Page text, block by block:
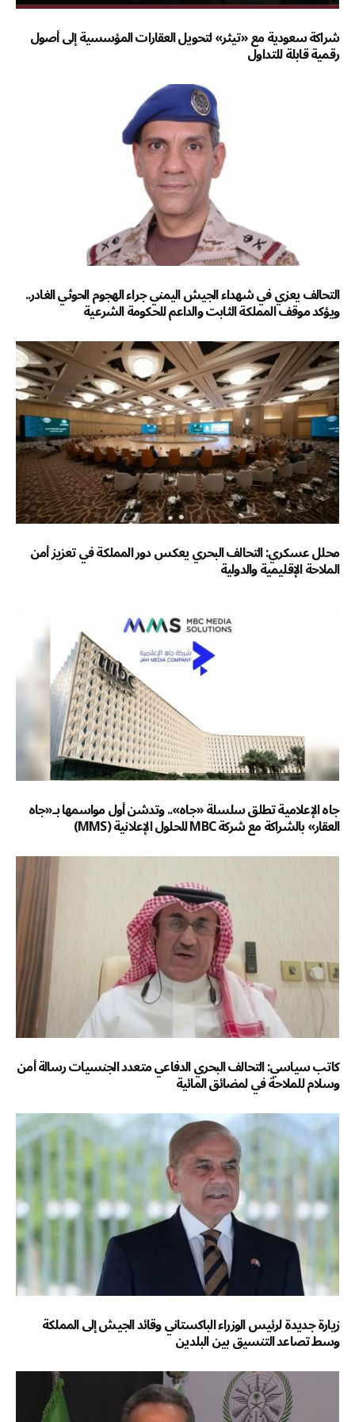
شراكة سعودية مع «تيثر» لتحويل العقارات المؤسسية إلى أصول
رقمية قابلة للتداول
التحالف يعزي في شهداء الجيش اليمني جراء الهجوم الحوثي الغادر..
ويؤكد موقف المملكة الثابت والداعم للحكومة الشرعية
محلل عسكري: التحالف البحري يعكس دور المملكة في تعزيز أمن
الملاحة الإقليمية والدولية
جاه الإعلامية تطلق سلسلة «جاه».. وتدشن أول مواسمها بـ«جاه
العقار» بالشراكة مع شركة MBC للحلول الإعلانية (MMS)
كاتب سياسي: التحالف البحري الدفاعي متعدد الجنسيات رسالة أمن
وسلام للملاحة في لمضائق المائية
زيارة جديدة لرئيس الوزراء الباكستاني وقائد الجيش إلى المملكة
وسط تصاعد التنسيق بين البلدين